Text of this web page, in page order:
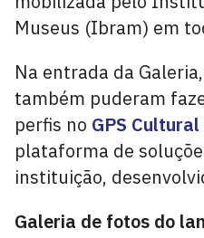
Museus (Ibram) em
Na entrada da
também puderam
perfis no GPS Cultural
plataforma de
instituição,
Galeria de fotos do